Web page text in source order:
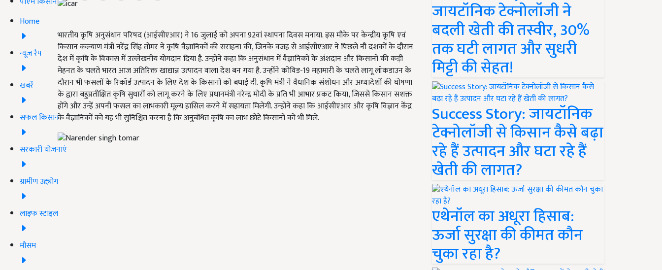
Home
न्यूज़ रैप
खबरें
सफल किसान
सरकारी योजनाएं
ग्रामीण उद्द्योग
लाइफ स्टाइल
मौसम
भारतीय कृषि अनुसंधान परिषद (आईसीएआर) ने 16 जुलाई को अपना 92वां स्थापना दिवस मनाया. इस मौके पर केन्द्रीय कृषि एवं
किसान कल्याण मंत्री नरेंद्र सिंह तोमर ने कृषि वैज्ञानिकों की सराहना की, जिनके वजह से आईसीएआर ने पिछले नौ दशकों के दौरान
देश में कृषि के विकास में उल्लेखनीय योगदान दिया है. उन्होंने कहा कि अनुसंधान में वैज्ञानिकों के अंशदान और किसानों की कड़ी
मेहनत के चलते भारत आज अतिरिक्त खाद्यान्न उत्पादन वाला देश बन गया है. उन्होंने कोविड-19 महामारी के चलते लागू लॉकडाउन के
दौरान भी फसलों के रिकॉर्ड उत्पादन के लिए देश के किसानों को बधाई दी. कृषि मंत्री ने वैधानिक संशोधन और अध्यादेशों की घोषणा
के द्वारा बहुप्रतीक्षित कृषि सुधारों को लागू करने के लिए प्रधानमंत्री नरेन्द्र मोदी के प्रति भी आभार प्रकट किया, जिससे किसान सशक्त
होंगे और उन्हें अपनी फसल का लाभकारी मूल्य हासिल करने में सहायता मिलेगी. उन्होंने कहा कि आईसीएआर और कृषि विज्ञान केंद्र
के वैज्ञानिकों को यह भी सुनिश्चित करना है कि अनुबंधित कृषि का लाभ छोटे किसानों को भी मिले.
जायटॉनिक टेक्नोलॉजी ने
बदली खेती की तस्वीर, 30%
तक घटी लागत और सुधरी
मिट्टी की सेहत!
Success Story: जायटॉनिक
टेक्नोलॉजी से किसान कैसे बढ़ा
रहे हैं उत्पादन और घटा रहे हैं
खेती की लागत?
एथेनॉल का अधूरा हिसाब:
ऊर्जा सुरक्षा की कीमत कौन
चुका रहा है?